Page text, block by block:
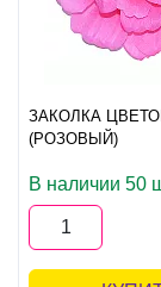
ЗАКОЛКА
(РОЗОВЫЙ)
В наличии 50